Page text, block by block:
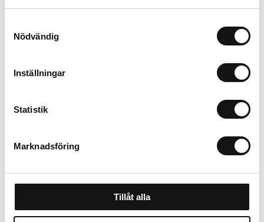
samlat in när du har använt deras tjänster.
Nödvändig
Inställningar
Statistik
Marknadsföring
Tillåt alla
Vermiculite 3L
Finns i lager
Rölunda Såjord EKO 8L
Personalen tipsar